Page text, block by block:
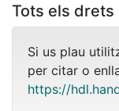
Tots els
Si us plau
per citar o
https://